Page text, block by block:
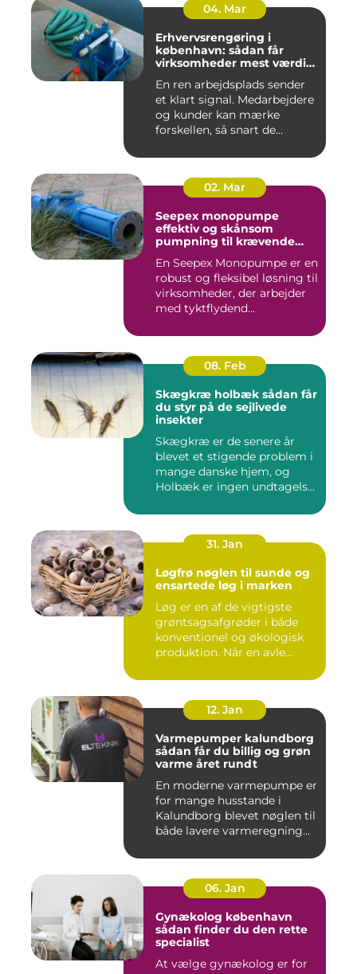
04. Mar
Erhvervsrengøring i
københavn: sådan får
virksomheder mest værdi
En ren arbejdsplads sender
et klart signal. Medarbejdere
og kunder kan mærke
forskellen, så snart de...
02. Mar
Seepex monopumpe
effektiv og skånsom
pumpning til krævende
En Seepex Monopumpe er en
robust og fleksibel løsning til
virksomheder, der arbejder
med tyktflydend...
08. Feb
Skægkræ holbæk sådan får
du styr på de sejlivede
insekter
Skægkræ er de senere år
blevet et stigende problem i
mange danske hjem, og
Holbæk er ingen undtagels...
31. Jan
Løgfrø nøglen til sunde og
ensartede løg i marken
Løg er en af de vigtigste
grøntsagsafgrøder i både
konventionel og økologisk
produktion. Når en avle...
12. Jan
Varmepumper kalundborg
sådan får du billig og grøn
varme året rundt
En moderne varmepumpe er
for mange husstande i
Kalundborg blevet nøglen til
både lavere varmeregning...
06. Jan
Gynækolog københavn
sådan finder du den rette
specialist
At vælge gynækolog er for